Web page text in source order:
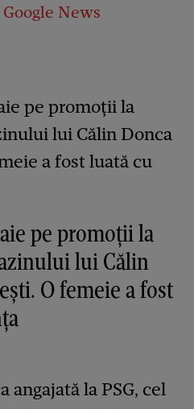
Google News
pe promoții la
lui Călin
O femeie a fost